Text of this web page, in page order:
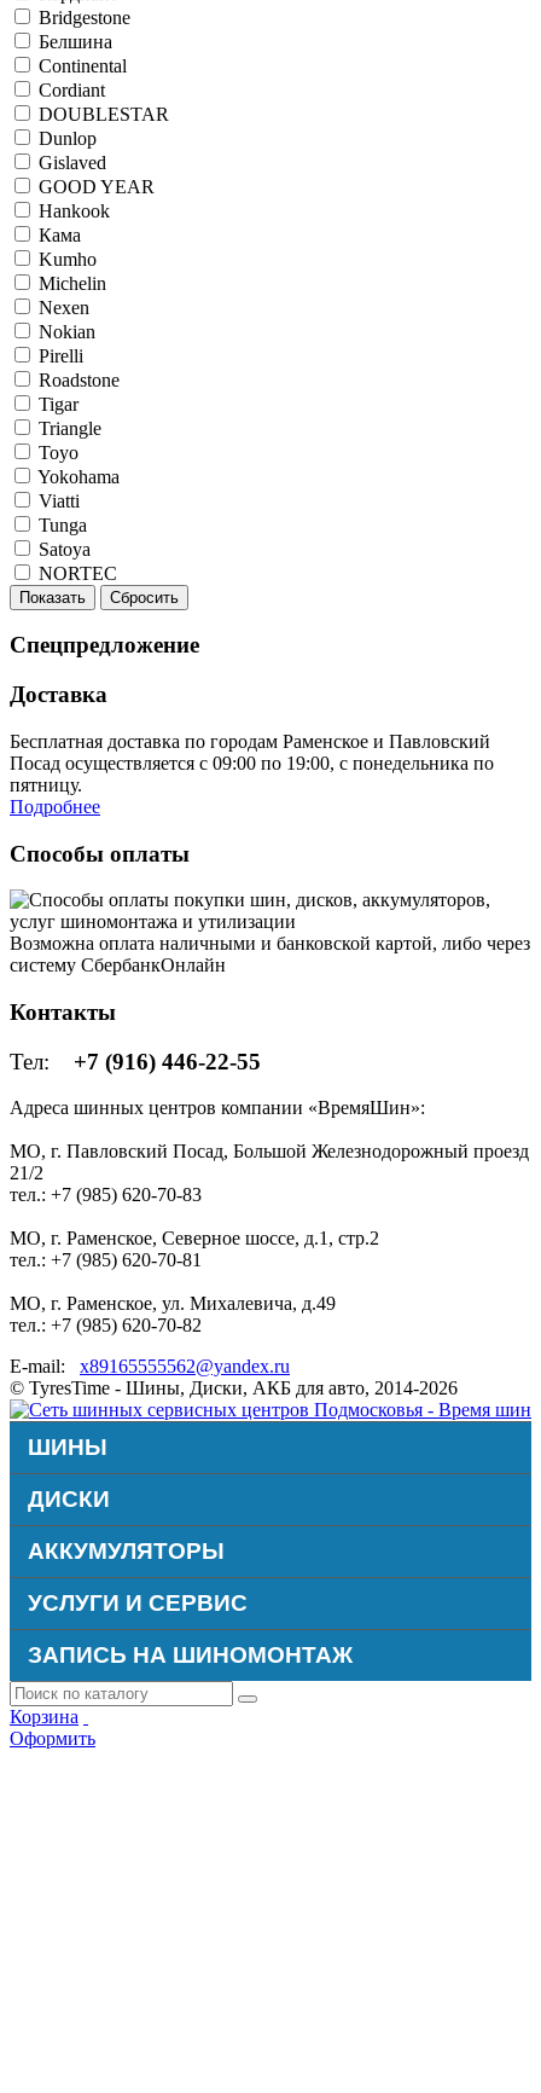
Bridgestone
Белшина
Continental
Cordiant
DOUBLESTAR
Dunlop
Gislaved
GOOD YEAR
Hankook
Кама
Kumho
Michelin
Nexen
Nokian
Pirelli
Roadstone
Tigar
Triangle
Toyo
Yokohama
Viatti
Tunga
Satoya
NORTEC
Показать Сбросить
Спецпредложение
Доставка
Бесплатная доставка по городам Раменское и Павловский
Посад осуществляется с 09:00 по 19:00, с понедельника по
пятницу.
Подробнее
Способы оплаты
Возможна оплата наличными и банковской картой, либо через
систему СбербанкОнлайн
Контакты
Тел: +7 (916) 446-22-55
Адреса шинных центров компании «ВремяШин»:
МО, г. Павловский Посад, Большой Железнодорожный проезд
21/2
тел.: +7 (985) 620-70-83
МО, г. Раменское, Северное шоссе, д.1, стр.2
тел.: +7 (985) 620-70-81
МО, г. Раменское, ул. Михалевича, д.49
тел.: +7 (985) 620-70-82
E-mail: x89165555562@yandex.ru
© TyresTime - Шины, Диски, АКБ для авто, 2014-2026
ШИНЫ
ДИСКИ
АККУМУЛЯТОРЫ
УСЛУГИ И СЕРВИС
ЗАПИСЬ НА ШИНОМОНТАЖ
Корзина
Оформить